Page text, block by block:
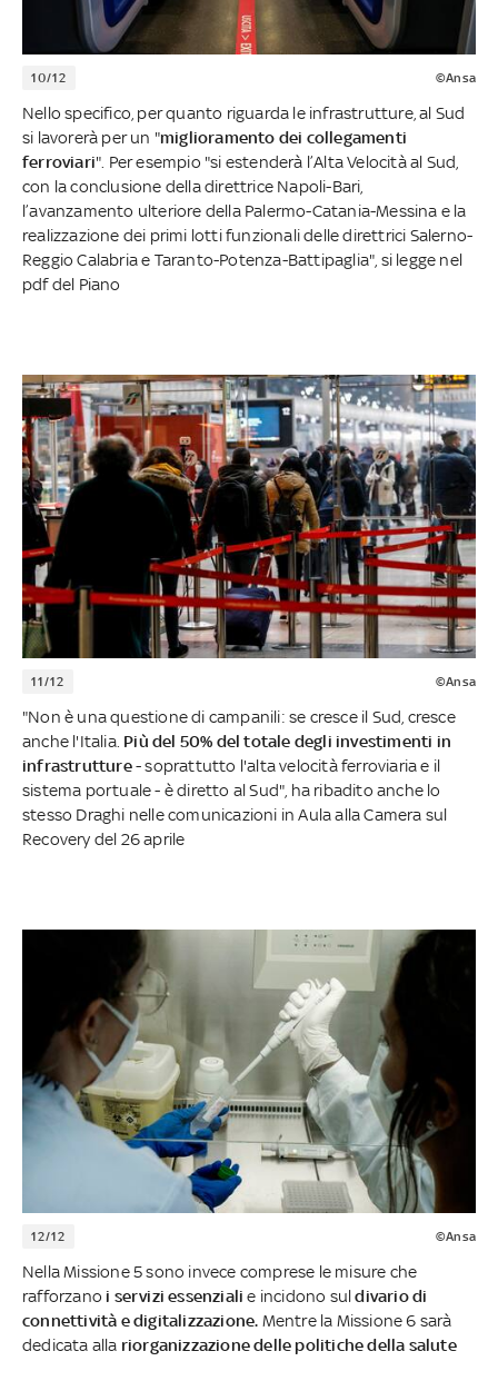
10/12 ©Ansa
Nello specifico, per quanto riguarda le infrastrutture, al Sud
si lavorerà per un "miglioramento dei collegamenti
ferroviari". Per esempio "si estenderà l’Alta Velocità al Sud,
con la conclusione della direttrice Napoli-Bari,
l’avanzamento ulteriore della Palermo-Catania-Messina e la
realizzazione dei primi lotti funzionali delle direttrici Salerno-
Reggio Calabria e Taranto-Potenza-Battipaglia", si legge nel
pdf del Piano
11/12 ©Ansa
"Non è una questione di campanili: se cresce il Sud, cresce
anche l'Italia. Più del 50% del totale degli investimenti in
infrastrutture- soprattutto l'alta velocità ferroviaria e il
sistema portuale - è diretto al Sud", ha ribadito anche lo
stesso Draghi nelle comunicazioni in Aula alla Camera sul
Recovery del 26 aprile
12/12 ©Ansa
Nella Missione 5 sono invece comprese le misure che
rafforzano i servizi essenziali e incidono suldivario di
connettività e digitalizzazione. Mentre la Missione 6 sarà
dedicata alla riorganizzazione delle politiche della salute